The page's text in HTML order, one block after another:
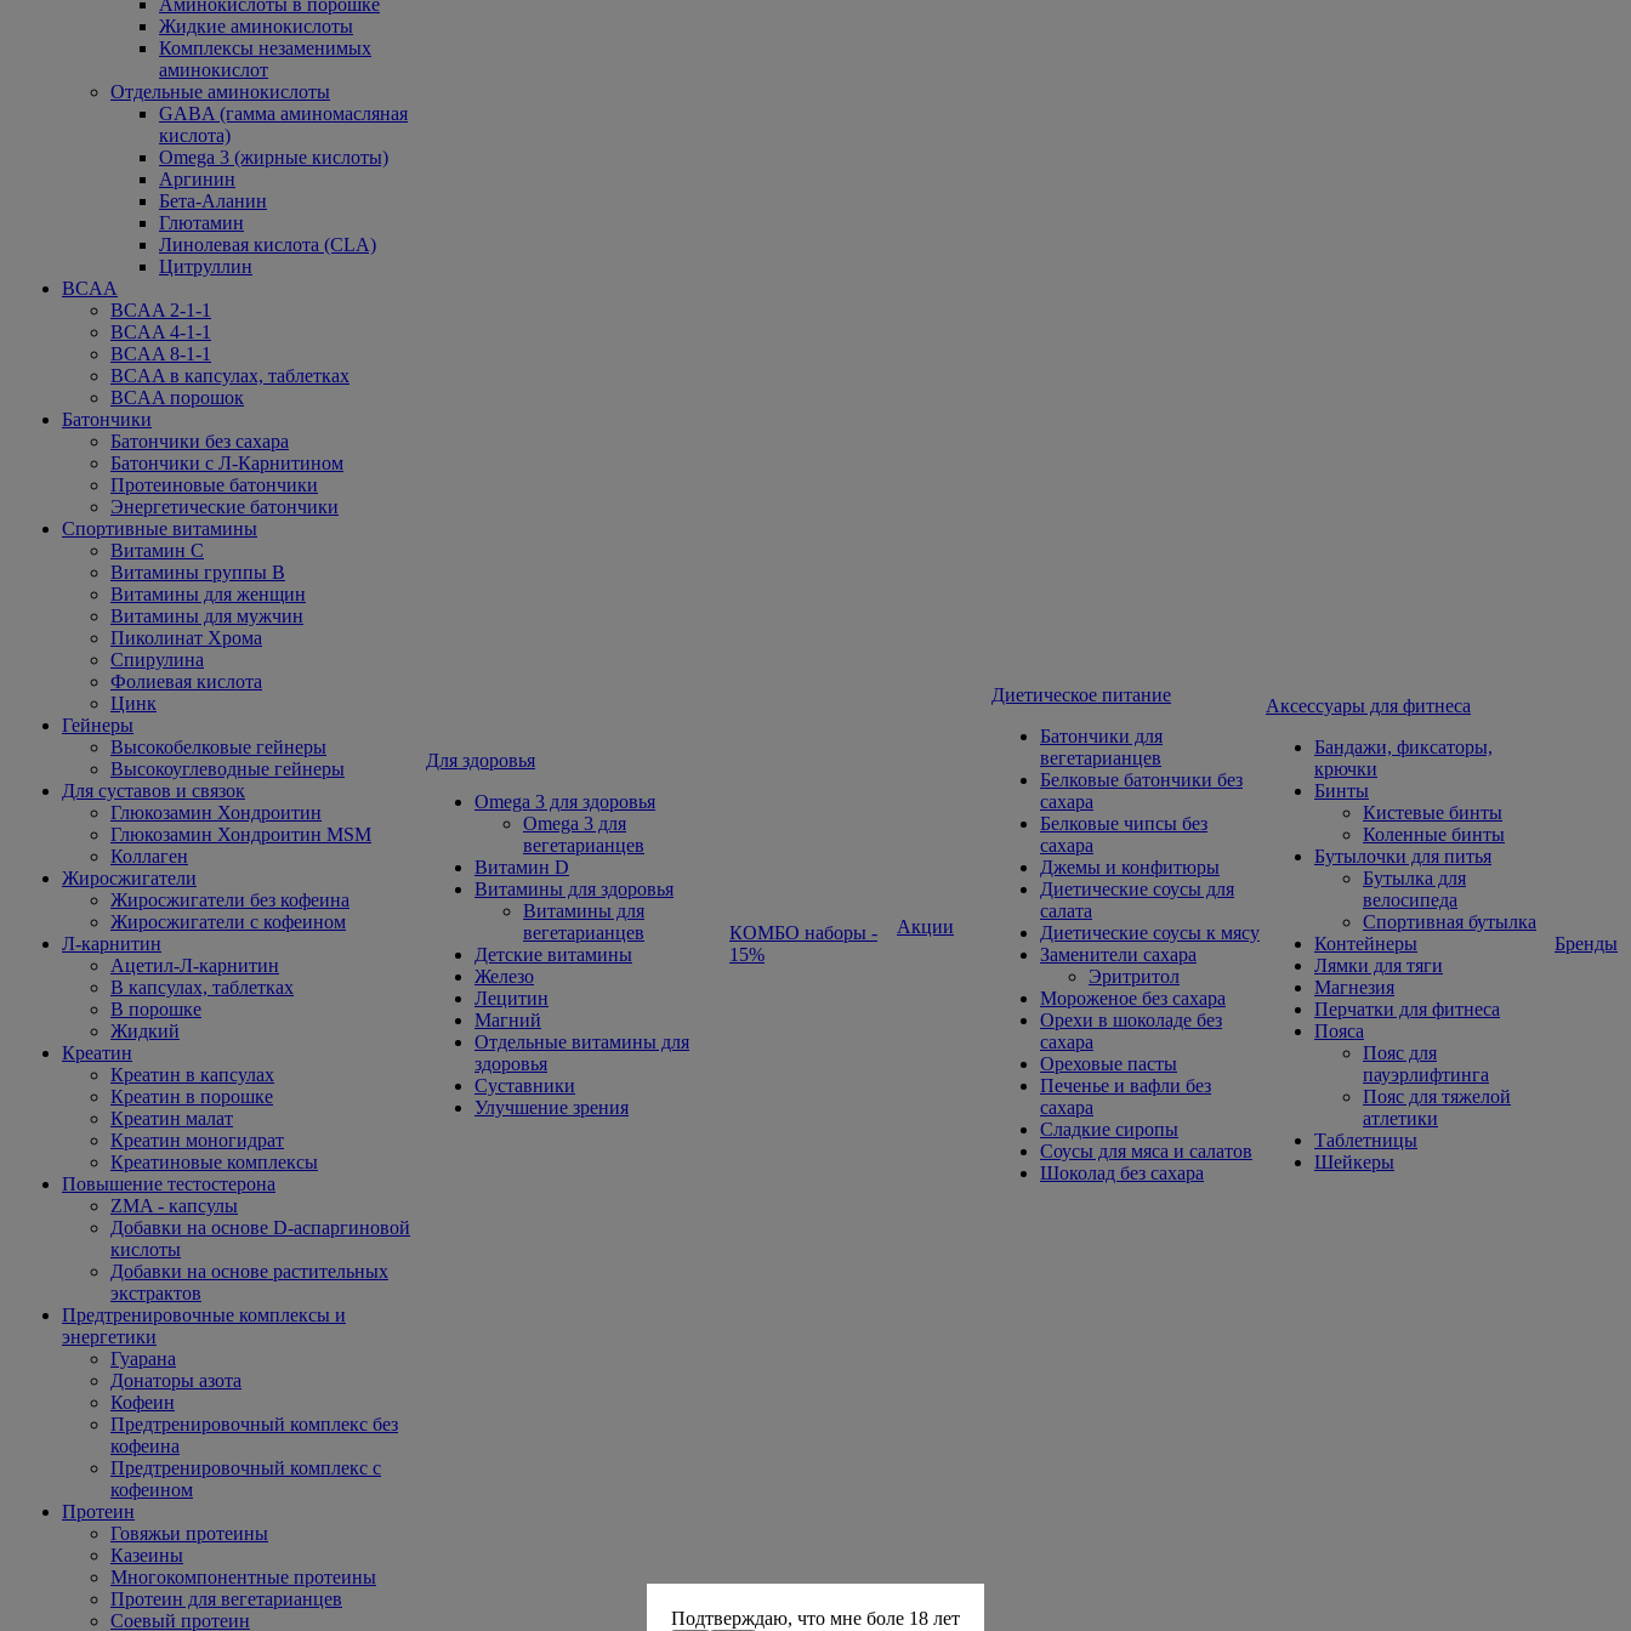
Аминокислоты в порошке
Жидкие аминокислоты
Комплексы незаменимых
аминокислот
Отдельные аминокислоты
GABA (гамма аминомасляная
кислота)
Omega 3 (жирные кислоты)
Аргинин
Бета-Аланин
Глютамин
Линолевая кислота (CLA)
Цитруллин
BCAA
BCAA 2-1-1
BCAA 4-1-1
BCAA 8-1-1
BCAA в капсулах, таблетках
BCAA порошок
Батончики
Батончики без сахара
Батончики с Л-Карнитином
Протеиновые батончики
Энергетические батончики
Спортивные витамины
Витамин С
Витамины группы В
Витамины для женщин
Витамины для мужчин
Пиколинат Хрома
Спирулина
Фолиевая кислота
Цинк
Гейнеры
Высокобелковые гейнеры
Высокоуглеводные гейнеры
Для суставов и связок
Глюкозамин Хондроитин
Глюкозамин Хондроитин MSM
Коллаген
Жиросжигатели
Жиросжигатели без кофеина
Жиросжигатели с кофеином
Л-карнитин
Ацетил-Л-карнитин
В капсулах, таблетках
В порошке
Жидкий
Креатин
Креатин в капсулах
Креатин в порошке
Креатин малат
Креатин моногидрат
Креатиновые комплексы
Повышение тестостерона
ZMA - капсулы
Добавки на основе D-аспаргиновой
кислоты
Добавки на основе растительных
экстрактов
Предтренировочные комплексы и
энергетики
Гуарана
Донаторы азота
Кофеин
Предтренировочный комплекс без
кофеина
Предтренировочный комплекс с
кофеином
Протеин
Говяжьи протеины
Казеины
Многокомпонентные протеины
Протеин для вегетарианцев
Соевый протеин
Для здоровья
Omega 3 для здоровья
Omega 3 для
вегетарианцев
Витамин D
Витамины для здоровья
Витамины для
вегетарианцев
Детские витамины
Железо
Лецитин
Магний
Отдельные витамины для
здоровья
Суставники
Улучшение зрения
КОМБО наборы -
15%
Акции
Диетическое питание
Батончики для
вегетарианцев
Белковые батончики без
сахара
Белковые чипсы без
сахара
Джемы и конфитюры
Диетические соусы для
салата
Диетические соусы к мясу
Заменители сахара
Эритритол
Мороженое без сахара
Орехи в шоколаде без
сахара
Ореховые пасты
Печенье и вафли без
сахара
Сладкие сиропы
Соусы для мяса и салатов
Шоколад без сахара
Aксессуары для фитнеса
Бандажи, фиксаторы,
крючки
Бинты
Кистевые бинты
Коленные бинты
Бутылочки для питья
Бутылка для
велосипеда
Спортивная бутылка
Контейнеры
Лямки для тяги
Магнезия
Перчатки для фитнеса
Пояса
Пояс для
пауэрлифтинга
Пояс для тяжелой
атлетики
Таблетницы
Шейкеры
Бренды
Подтверждаю, что мне боле 18 лет